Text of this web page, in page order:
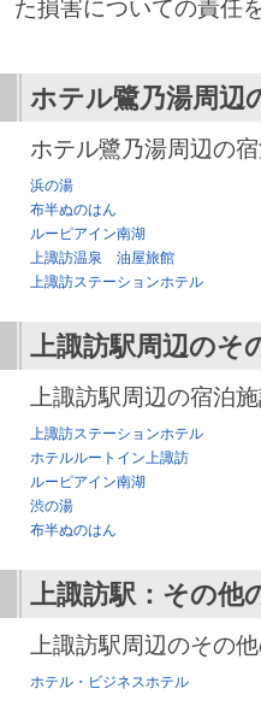
た損害についての責任
ホテル鷺乃湯周辺
ホテル鷺乃湯周辺の
浜の湯
布半ぬのはん
ルーピアイン南湖
上諏訪温泉 油屋旅館
上諏訪ステーションホテル
上諏訪駅周辺のそ
上諏訪駅周辺の宿泊
上諏訪ステーションホテル
ホテルルートイン上諏訪
ルーピアイン南湖
渋の湯
布半ぬのはん
上諏訪駅 ：その他
上諏訪駅周辺のその
ホテル・ビジネスホテル